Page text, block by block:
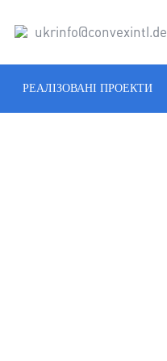
ukrinfo@convexintl.de
РЕАЛІЗОВАНІ ПРОЕКТИ